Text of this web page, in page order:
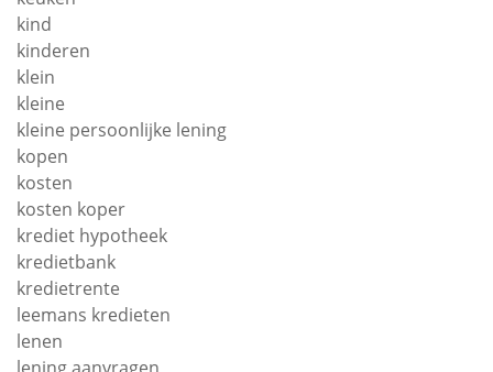
kind
kinderen
klein
kleine
kleine persoonlijke lening
kopen
kosten
kosten koper
krediet hypotheek
kredietbank
kredietrente
leemans kredieten
lenen
lening aanvragen